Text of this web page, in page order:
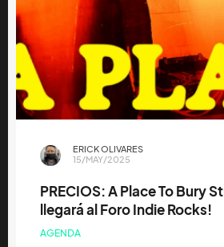
ERICK OLIVARES
15/MAY/2025
PRECIOS: A Place To Bury
llegará al Foro Indie Rocks!
AGENDA